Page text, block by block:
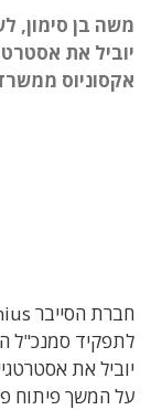
יוביל את
אקסוניוס
יוביל את
על המשך פיתוח